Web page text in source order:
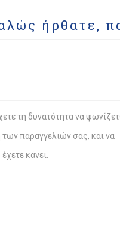
ήρθατε,
τη δυνατότητα να
των παραγγελιών σας, και να
κάνει.